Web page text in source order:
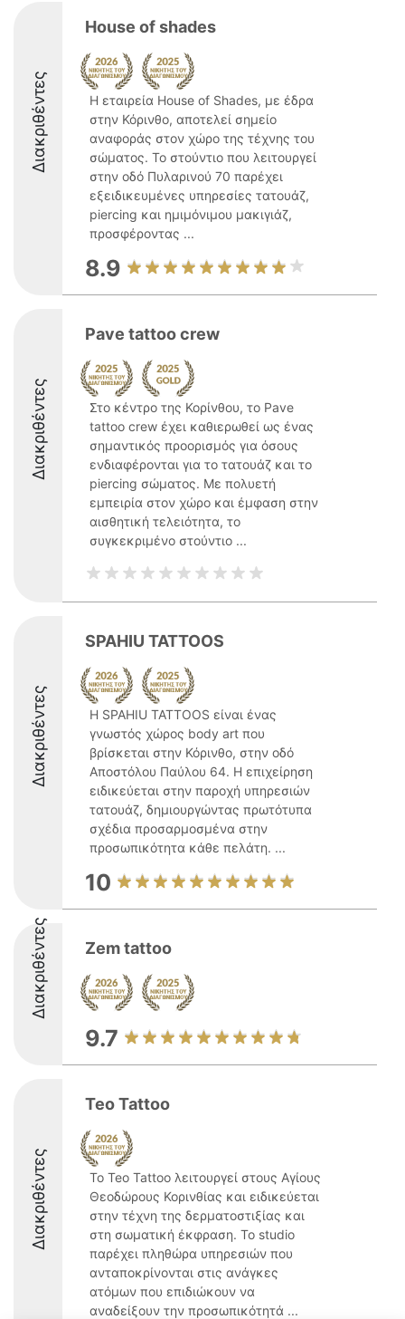
Διακριθέντες
House of shades
Η εταιρεία House of Shades, με έδρα
στην Κόρινθο, αποτελεί σημείο
αναφοράς στον χώρο της τέχνης του
σώματος. Το στούντιο που λειτουργεί
στην οδό Πυλαρινού 70 παρέχει
εξειδικευμένες υπηρεσίες τατουάζ,
piercing και ημιμόνιμου μακιγιάζ,
προσφέροντας ...
8.9
Διακριθέντες
Pave tattoo crew
Στο κέντρο της Κορίνθου, το Pave
tattoo crew έχει καθιερωθεί ως ένας
σημαντικός προορισμός για όσους
ενδιαφέρονται για το τατουάζ και το
piercing σώματος. Με πολυετή
εμπειρία στον χώρο και έμφαση στην
αισθητική τελειότητα, το
συγκεκριμένο στούντιο ...
Διακριθέντες
SPAHIU TATTOOS
Η SPAHIU TATTOOS είναι ένας
γνωστός χώρος body art που
βρίσκεται στην Κόρινθο, στην οδό
Αποστόλου Παύλου 64. Η επιχείρηση
ειδικεύεται στην παροχή υπηρεσιών
τατουάζ, δημιουργώντας πρωτότυπα
σχέδια προσαρμοσμένα στην
προσωπικότητα κάθε πελάτη. ...
10
Διακριθέντες Zem tattoo
9.7
Διακριθέντες
Teo Tattoo
Το Teo Tattoo λειτουργεί στους Αγίους
Θεοδώρους Κορινθίας και ειδικεύεται
στην τέχνη της δερματοστιξίας και
στη σωματική έκφραση. Το studio
παρέχει πληθώρα υπηρεσιών που
ανταποκρίνονται στις ανάγκες
ατόμων που επιδιώκουν να
αναδείξουν την προσωπικότητά ...